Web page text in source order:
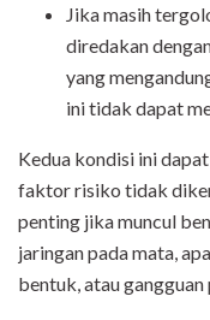
Jika masih
diredakan
yang
ini tidak dapat
Kedua kondisi ini
faktor risiko tidak
penting jika muncul
jaringan pada mata,
bentuk, atau gangguan